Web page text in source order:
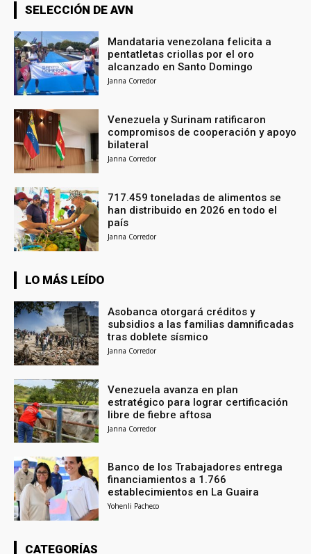
SELECCIÓN DE AVN
Mandataria venezolana felicita a
pentatletas criollas por el oro
alcanzado en Santo Domingo
Janna Corredor
Venezuela y Surinam ratificaron
compromisos de cooperación y apoyo
bilateral
Janna Corredor
717.459 toneladas de alimentos se
han distribuido en 2026 en todo el
país
Janna Corredor
LO MÁS LEÍDO
Asobanca otorgará créditos y
subsidios a las familias damnificadas
tras doblete sísmico
Janna Corredor
Venezuela avanza en plan
estratégico para lograr certificación
libre de fiebre aftosa
Janna Corredor
Banco de los Trabajadores entrega
financiamientos a 1.766
establecimientos en La Guaira
Yohenli Pacheco
CATEGORÍAS